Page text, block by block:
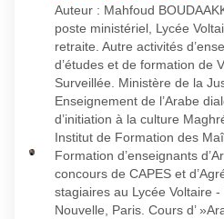
Auteur : Mahfoud
poste ministériel, Lycée
retraite. Autre activités
d’études et de formation de
Surveillée. Ministère de la
Enseignement de l’Arabe
d’initiation à la culture
Institut de Formation des
Formation d’enseignants
concours de CAPES et
stagiaires au Lycée Voltaire
Nouvelle, Paris. Cours d’